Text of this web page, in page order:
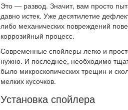
Это — развод. Значит, вам просто
давно истек. Уже десятилетие
либо механических повреждений
коррозийный процесс.
Современные спойлеры легко и
нужно. И последнее, необходимо
было микроскопических трещин и
мелких кусочков.
Установка спойлера